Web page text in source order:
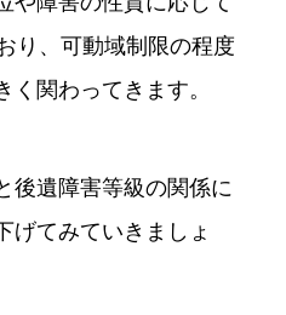
り、可動域制限の程度
く関わってきます。
後遺障害等級の関係に
げてみていきましょ